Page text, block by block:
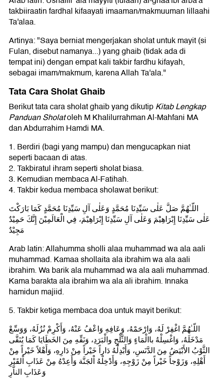
takbiiraatin fardhal kifaayati imaaman/makmuuman lillaahi
Ta'alaa.
Artinya: "Saya berniat mengerjakan sholat untuk mayit (si
Fulan, disebut namanya...) yang ghaib (tidak ada di
tempat ini) dengan empat kali takbir fardhu kifayah,
sebagai imam/makmum, karena Allah Ta'ala."
Tata Cara Sholat Ghaib
Berikut tata cara sholat ghaib yang dikutipKitab Lengkap
Panduan Sholatoleh M Khalilurrahman Al-Mahfani MA
dan Abdurrahim Hamdi MA.
1. Berdiri (bagi yang mampu) dan mengucapkan niat
seperti bacaan di atas.
2. Takbiratul ihram seperti sholat biasa.
3. Kemudian membaca Al-Fatihah.
4. Takbir kedua membaca sholawat berikut:
اللّـٰهُمَّ صَلَّ عَلٰى سَيِّدِنَا مُحَمَّدٍ وَعَلٰى آلِ سَيِّدِنَا مُحَمَّدٍ كَمَا بَارَكْتَ
عَلٰى سَيِّدِنَا إِبْرَاهِيْمَ وَعَلٰى آلِ سَيِّدِنَا إِبْرَاهِيْمَ، فِي الْعَالَمِيْنَ إِنَّكَ حَمِيْدٌ
مَجِيْدٌ
Arab latin: Allahumma sholli alaa muhammad wa ala aali
muhammad. Kamaa shollaita ala ibrahim wa ala aali
ibrahim. Wa barik ala muhammad wa ala aali muhammad.
Kama barakta ala ibrahim wa ala ali ibrahim. Innaka
hamidun majiid.
5. Takbir ketiga membaca doa untuk mayit berikut:
اللّـٰهُمَّ اغْفِرْ لَهُ، وَارْحَمْهُ، وَعَافِهِ وَاعْفُ عَنْهُ، وَأَكْرِمْ نُزُلَهُ، وَوَسِّعْ
مَدْخَلَهُ، وَاغْسِلْهُ باالْمَاءٍ وَالثَّلْجِ والْبَرَدِ، وَنَقِّهِ مِنَ الخَطَايَا كَمَا يُنَقَّى
الثَّوْبُ الأَبْيَضُ مِنَ الدَّنَسِ، وَأَبْدِلْهُ دَاراً خَيْراً مِنْ دَارِهِ، وَأَهْلاً خَيْراً مِنْ
أَهْلِهِ، وَزَوْجاً خَيْراً مِنْ زَوْجِهِ، وَأَدْخِلْهُ اْلجَنَّة وَأَعِدْهُ مِنْ عَذَابِ اْلقَبْرِ
وَعَذَابِ الناَّرِ